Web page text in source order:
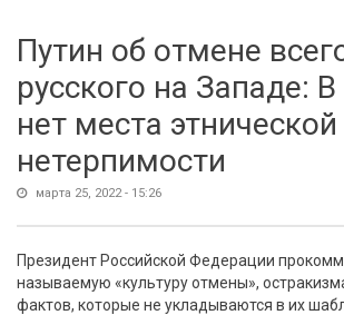
Путин об отмене
русского на Западе:
нет места этнической
нетерпимости
марта 25, 2022 - 15:26
Президент Российской Федерации
называемую «культуру отмены»,
фактов, которые не укладываются в их